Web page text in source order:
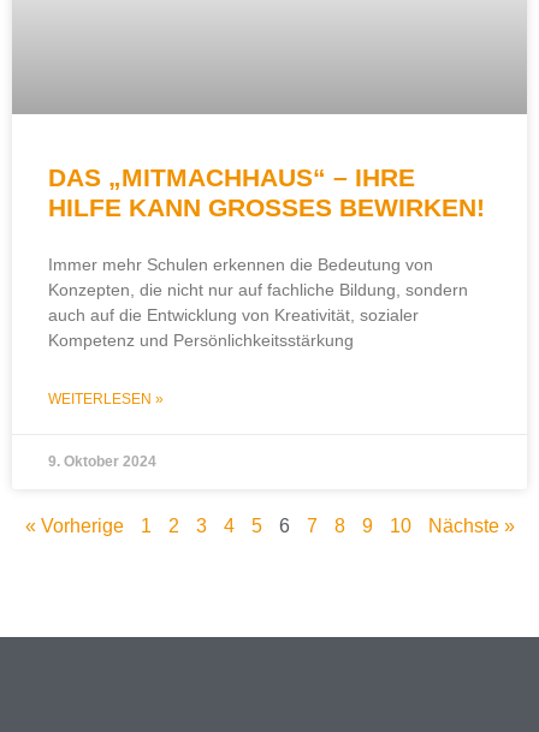
DAS „MITMACHHAUS“ – IHRE
HILFE KANN GROSSES BEWIRKEN!
Immer mehr Schulen erkennen die Bedeutung von
Konzepten, die nicht nur auf fachliche Bildung, sondern
auch auf die Entwicklung von Kreativität, sozialer
Kompetenz und Persönlichkeitsstärkung
WEITERLESEN »
9. Oktober 2024
« Vorherige 1 2 3 4 5 6 7 8 9 10 Nächste »